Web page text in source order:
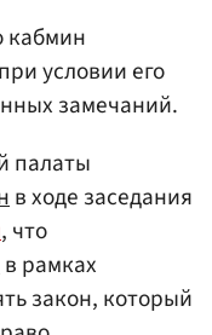
кабмин
условии его
замечаний.
палаты
в ходе заседания
, что
в рамках
закон, который